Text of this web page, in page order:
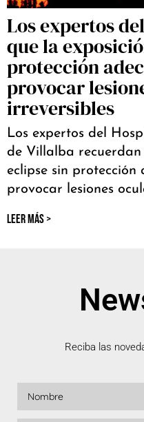
Los expertos
que la
protección
provocar
irreversibles
Los expertos del
de Villalba recuerdan
eclipse sin protección
provocar lesiones
LEER MÁS >
Reciba las